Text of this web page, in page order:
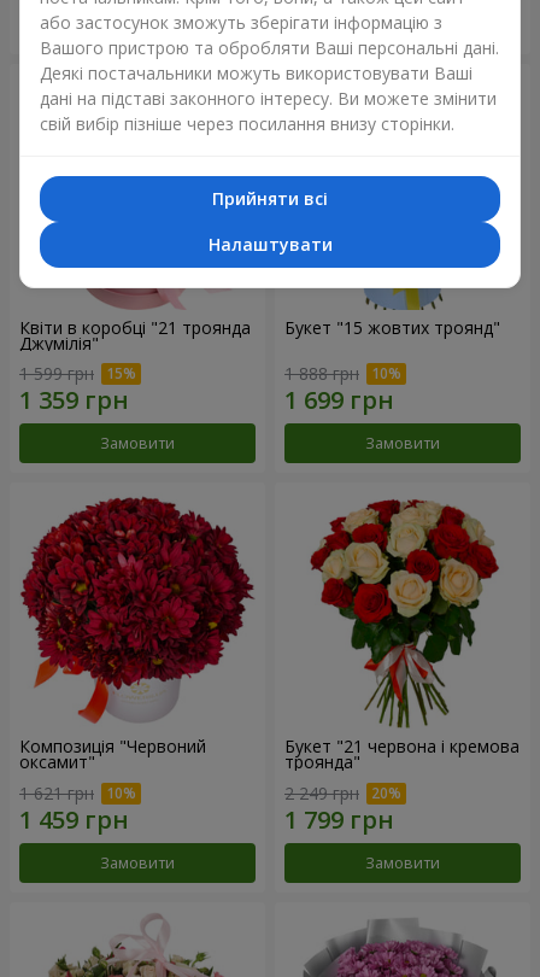
Замовити Замовити
Квіти в коробці "21 троянда
Джумілія"
1 599 грн
Замовити
Букет "15 жовтих троянд"
1 888 грн
Замовити
Композиція "Червоний
оксамит"
1 621 грн
Замовити
Букет "21 червона і кремова
троянда"
2 249 грн
Замовити
або застосунок зможуть зберігати інформацію з
Вашого пристрою та обробляти Ваші персональні дані.
Деякі постачальники можуть використовувати Ваші
дані на підставі законного інтересу. Ви можете змінити
свій вибір пізніше через посилання внизу сторінки.
Прийняти всі
Налаштувати